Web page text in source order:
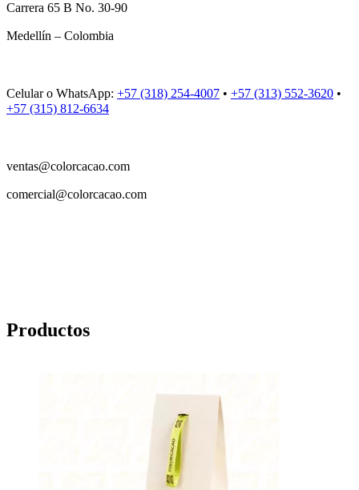
Carrera 65 B No. 30-90
Medellín – Colombia
Celular o WhatsApp: +57 (318) 254-4007 • +57 (313) 552-3620 •
+57 (315) 812-6634
ventas@colorcacao.com
comercial@colorcacao.com
Productos